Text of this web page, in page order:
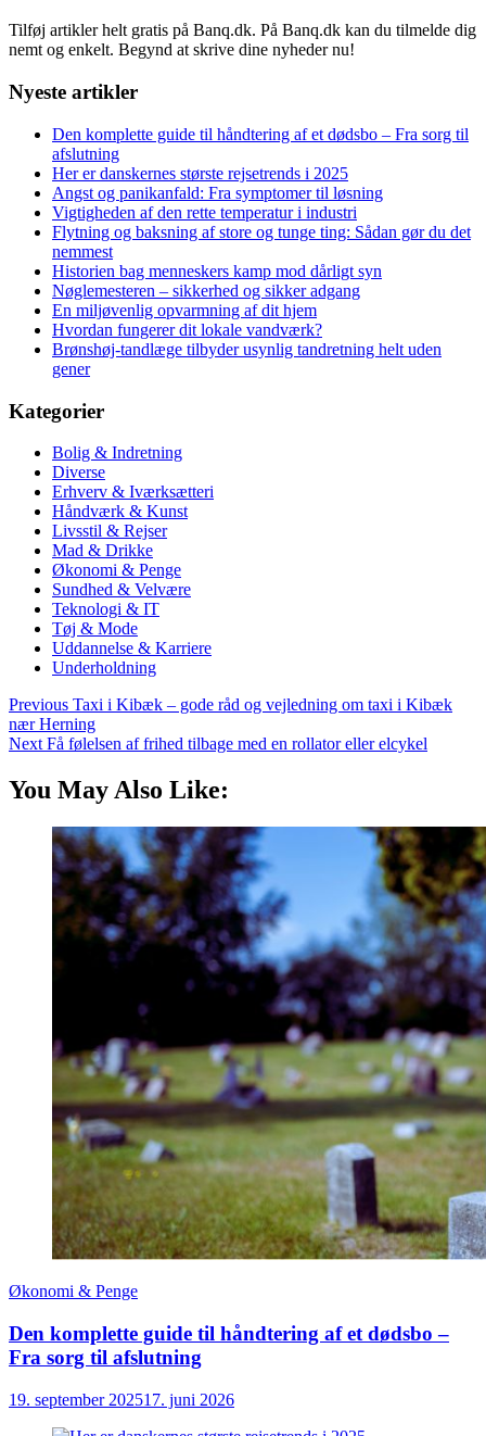
Tilføj artikler helt gratis på Banq.dk. På Banq.dk kan du tilmelde dig
nemt og enkelt. Begynd at skrive dine nyheder nu!
Nyeste artikler
Den komplette guide til håndtering af et dødsbo – Fra sorg til
afslutning
Her er danskernes største rejsetrends i 2025
Angst og panikanfald: Fra symptomer til løsning
Vigtigheden af den rette temperatur i industri
Flytning og baksning af store og tunge ting: Sådan gør du det
nemmest
Historien bag menneskers kamp mod dårligt syn
Nøglemesteren – sikkerhed og sikker adgang
En miljøvenlig opvarmning af dit hjem
Hvordan fungerer dit lokale vandværk?
Brønshøj-tandlæge tilbyder usynlig tandretning helt uden
gener
Kategorier
Bolig & Indretning
Diverse
Erhverv & Iværksætteri
Håndværk & Kunst
Livsstil & Rejser
Mad & Drikke
Økonomi & Penge
Sundhed & Velvære
Teknologi & IT
Tøj & Mode
Uddannelse & Karriere
Underholdning
Previous Taxi i Kibæk – gode råd og vejledning om taxi i Kibæk
nær Herning
Next Få følelsen af frihed tilbage med en rollator eller elcykel
You May Also Like:
Økonomi & Penge
Den komplette guide til håndtering af et dødsbo –
Fra sorg til afslutning
19. september 202517. juni 2026